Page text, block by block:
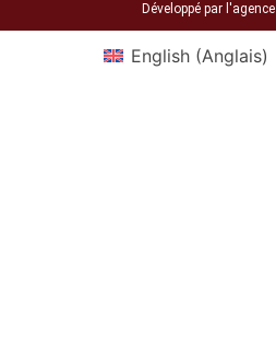
Développé par l'agence
English(Anglais)